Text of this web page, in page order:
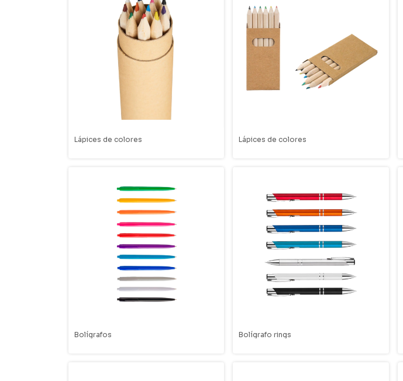
Lápices de colores Lápices de colores
Bolígrafos Bolígrafo rings